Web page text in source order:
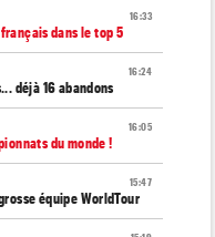
16:33
dans le top 5
16:24
déjà 16 abandons
16:05
du monde !
15:47
équipe WorldTour